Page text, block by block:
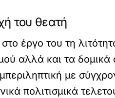
του θεατή
έργο του τη
αλλά και τα
με
πολιτισμικά